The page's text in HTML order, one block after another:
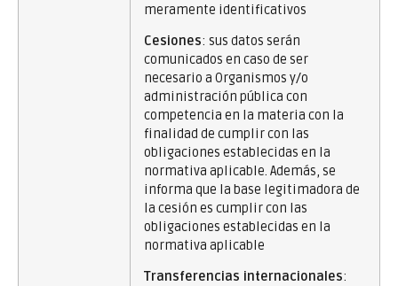
meramente identificativos
Cesiones: sus datos serán
comunicados en caso de ser
necesario a Organismos y/o
administración pública con
competencia en la materia con la
finalidad de cumplir con las
obligaciones establecidas en la
normativa aplicable. Además, se
informa que la base legitimadora de
la cesión es cumplir con las
obligaciones establecidas en la
normativa aplicable
Transferencias internacionales: